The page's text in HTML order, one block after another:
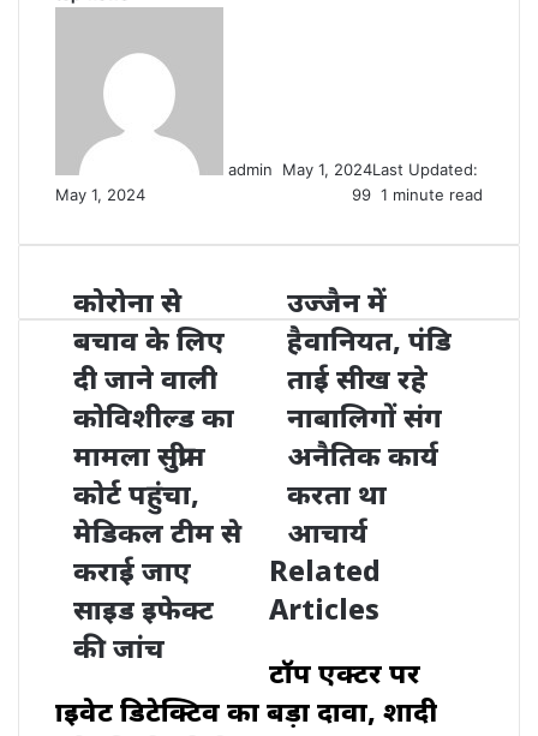
admin May 1, 2024Last Updated:
May 1, 2024
99 1 minute read
कोरोना से
बचाव के लिए
दी जाने वाली
कोविशील्ड का
मामला सुप्रीम
कोर्ट पहुंचा,
मेडिकल टीम से
कराई जाए
साइड इफेक्ट
की जांच
उज्जैन में
हैवानियत, पंडि
ताई सीख रहे
नाबालिगों संग
अनैतिक कार्य
करता था
आचार्य
Related
Articles
टॉप एक्टर पर
प्राइवेट डिटेक्टिव का बड़ा दावा, शादी